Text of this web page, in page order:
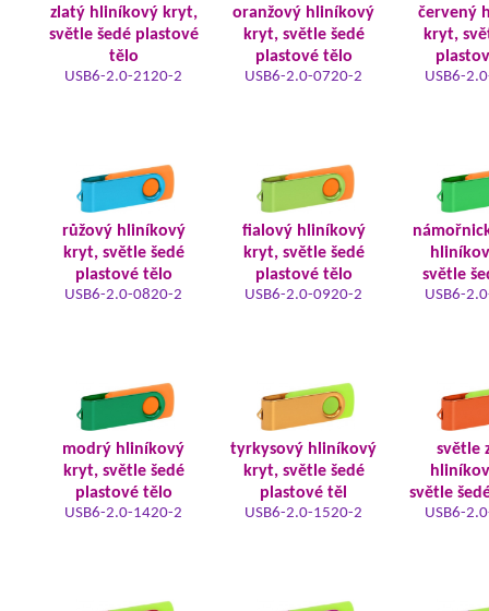
zlatý hliníkový kryt,
světle šedé plastové
tělo
USB6-2.0-2120-2
oranžový hliníkový
kryt, světle šedé
plastové tělo
USB6-2.0-0720-2
červený
kryt,
USB6-
růžový hliníkový
kryt, světle šedé
plastové tělo
USB6-2.0-0820-2
fialový hliníkový
kryt, světle šedé
plastové tělo
USB6-2.0-0920-2
světle
USB6-
modrý hliníkový
kryt, světle šedé
plastové tělo
USB6-2.0-1420-2
tyrkysový hliníkový
kryt, světle šedé
plastové těl
USB6-2.0-1520-2
světle
světle
USB6-